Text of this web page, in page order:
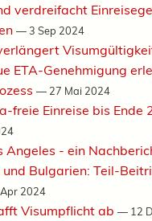
verdreifacht
—3 Sep 2024
ETA-Genehmigung
— 27 Mai 2024
freie Einreise bis
Angeles - ein
und Bulgarien: Teil-
2024
Visumpflicht ab — 12